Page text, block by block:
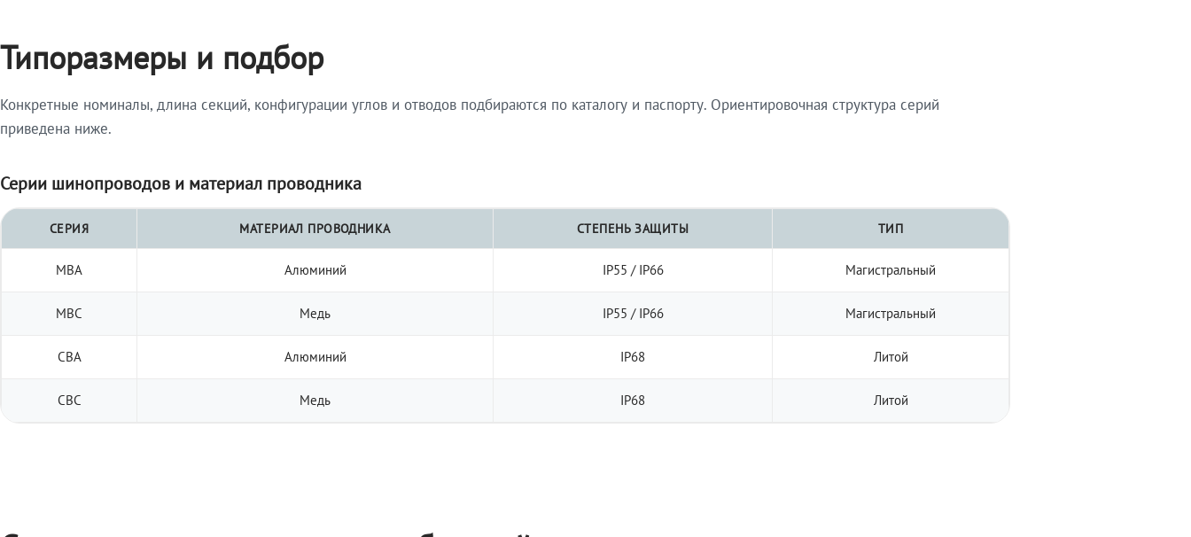
Типоразмеры и подбор
Конкретные номиналы, длина секций, конфигурации углов и отводов подбираются по каталогу и паспорту. Ориентировочная структура серий
приведена ниже.
Серии шинопроводов и материал проводника
СЕРИЯ МАТЕРИАЛ ПРОВОДНИКА СТЕПЕНЬ ЗАЩИТЫ ТИП
МВА Алюминий IP55 / IP66 Магистральный
МВС Медь IP55 / IP66 Магистральный
СВА Алюминий IP68 Литой
СВС Медь IP68 Литой